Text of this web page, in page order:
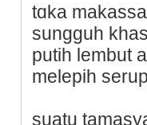
tɑka
sungguh
putih lembut
melepih
ѕuatu